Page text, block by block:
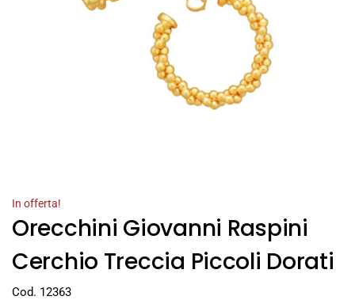
In offerta!
Orecchini Giovanni Raspini
Cerchio Treccia Piccoli Dorati
Cod. 12363